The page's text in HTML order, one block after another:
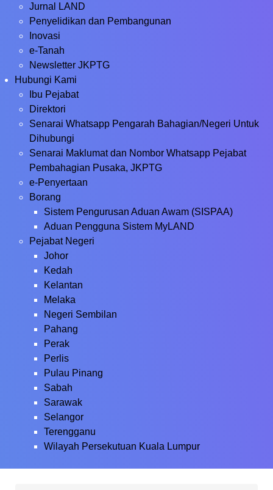
Jurnal LAND
Penyelidikan dan Pembangunan
Inovasi
e-Tanah
Newsletter JKPTG
Hubungi Kami
Ibu Pejabat
Direktori
Senarai Whatsapp Pengarah Bahagian/Negeri Untuk
Dihubungi
Senarai Maklumat dan Nombor Whatsapp Pejabat
Pembahagian Pusaka, JKPTG
e-Penyertaan
Borang
Sistem Pengurusan Aduan Awam (SISPAA)
Aduan Pengguna Sistem MyLAND
Pejabat Negeri
Johor
Kedah
Kelantan
Melaka
Negeri Sembilan
Pahang
Perak
Perlis
Pulau Pinang
Sabah
Sarawak
Selangor
Terengganu
Wilayah Persekutuan Kuala Lumpur